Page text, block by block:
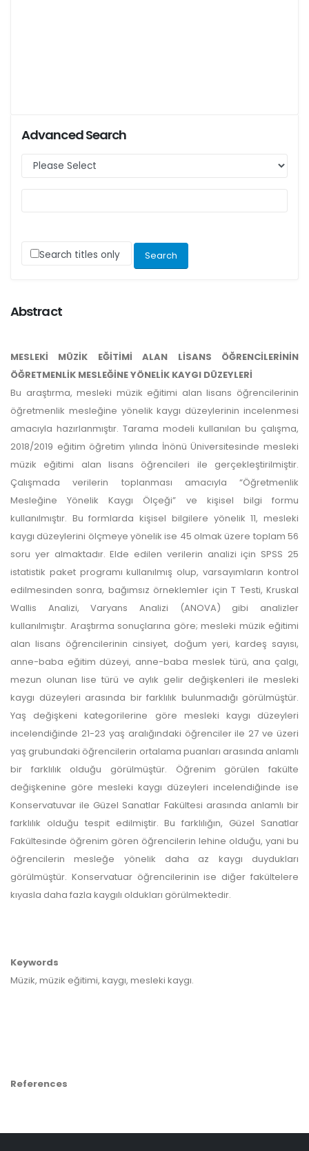
Advanced Search
Search titles only
Abstract
MESLEKİ MÜZİK EĞİTİMİ ALAN LİSANS ÖĞRENCİLERİNİN
ÖĞRETMENLİK MESLEĞİNE YÖNELİK KAYGI DÜZEYLERİ
Bu araştırma, mesleki müzik eğitimi alan lisans öğrencilerinin
öğretmenlik mesleğine yönelik kaygı düzeylerinin incelenmesi
amacıyla hazırlanmıştır. Tarama modeli kullanılan bu çalışma,
2018/2019 eğitim öğretim yılında İnönü Üniversitesinde mesleki
müzik eğitimi alan lisans öğrencileri ile gerçekleştirilmiştir.
Çalışmada verilerin toplanması amacıyla “Öğretmenlik
Mesleğine Yönelik Kaygı Ölçeği” ve kişisel bilgi formu
kullanılmıştır. Bu formlarda kişisel bilgilere yönelik 11, mesleki
kaygı düzeylerini ölçmeye yönelik ise 45 olmak üzere toplam 56
soru yer almaktadır. Elde edilen verilerin analizi için SPSS 25
istatistik paket programı kullanılmış olup, varsayımların kontrol
edilmesinden sonra, bağımsız örneklemler için T Testi, Kruskal
Wallis Analizi, Varyans Analizi (ANOVA) gibi analizler
kullanılmıştır. Araştırma sonuçlarına göre; mesleki müzik eğitimi
alan lisans öğrencilerinin cinsiyet, doğum yeri, kardeş sayısı,
anne-baba eğitim düzeyi, anne-baba meslek türü, ana çalgı,
mezun olunan lise türü ve aylık gelir değişkenleri ile mesleki
kaygı düzeyleri arasında bir farklılık bulunmadığı görülmüştür.
Yaş değişkeni kategorilerine göre mesleki kaygı düzeyleri
incelendiğinde 21-23 yaş aralığındaki öğrenciler ile 27 ve üzeri
yaş grubundaki öğrencilerin ortalama puanları arasında anlamlı
bir farklılık olduğu görülmüştür. Öğrenim görülen fakülte
değişkenine göre mesleki kaygı düzeyleri incelendiğinde ise
Konservatuvar ile Güzel Sanatlar Fakültesi arasında anlamlı bir
farklılık olduğu tespit edilmiştir. Bu farklılığın, Güzel Sanatlar
Fakültesinde öğrenim gören öğrencilerin lehine olduğu, yani bu
öğrencilerin mesleğe yönelik daha az kaygı duydukları
görülmüştür. Konservatuar öğrencilerinin ise diğer fakültelere
kıyasla daha fazla kaygılı oldukları görülmektedir.
Keywords
Müzik, müzik eğitimi, kaygı, mesleki kaygı.
References